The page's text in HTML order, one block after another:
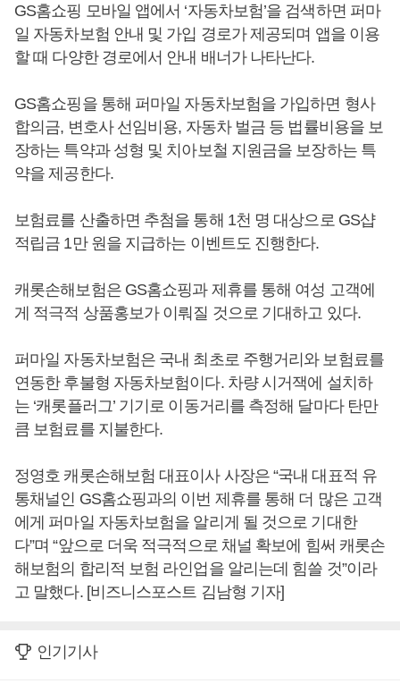
GS홈쇼핑 모바일 앱에서 ‘자동차보험’을 검색하면 퍼마
일 자동차보험 안내 및 가입 경로가 제공되며 앱을 이용
할 때 다양한 경로에서 안내 배너가 나타난다.
GS홈쇼핑을 통해 퍼마일 자동차보험을 가입하면 형사
합의금, 변호사 선임비용, 자동차 벌금 등 법률비용을 보
장하는 특약과 성형 및 치아보철 지원금을 보장하는 특
약을 제공한다.
보험료를 산출하면 추첨을 통해 1천 명 대상으로 GS샵
적립금 1만 원을 지급하는 이벤트도 진행한다.
캐롯손해보험은 GS홈쇼핑과 제휴를 통해 여성 고객에
게 적극적 상품홍보가 이뤄질 것으로 기대하고 있다.
퍼마일 자동차보험은 국내 최초로 주행거리와 보험료를
연동한 후불형 자동차보험이다. 차량 시거잭에 설치하
는 ‘캐롯플러그’ 기기로 이동거리를 측정해 달마다 탄만
큼 보험료를 지불한다.
정영호 캐롯손해보험 대표이사 사장은 “국내 대표적 유
통채널인 GS홈쇼핑과의 이번 제휴를 통해 더 많은 고객
에게 퍼마일 자동차보험을 알리게 될 것으로 기대한
다”며 “앞으로 더욱 적극적으로 채널 확보에 힘써 캐롯손
해보험의 합리적 보험 라인업을 알리는데 힘쓸 것”이라
고 말했다. [비즈니스포스트 김남형 기자]
인기기사